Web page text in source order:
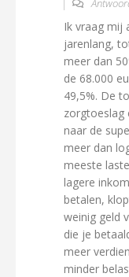
Ik vraag mij
jarenlang,
meer dan
de 68.000
49,5%. De
zorgtoeslag
naar de
meer dan
meeste
lagere
betalen,
weinig geld
die je
meer
minder